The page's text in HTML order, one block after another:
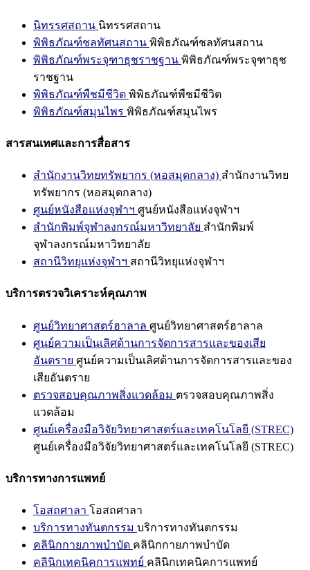
นิทรรศสถาน นิทรรศสถาน
พิพิธภัณฑ์ชลทัศนสถาน พิพิธภัณฑ์ชลทัศนสถาน
พิพิธภัณฑ์พระจุฑาธุชราชฐาน พิพิธภัณฑ์พระจุฑาธุช
ราชฐาน
พิพิธภัณฑ์พืชมีชีวิต พิพิธภัณฑ์พืชมีชีวิต
พิพิธภัณฑ์สมุนไพร พิพิธภัณฑ์สมุนไพร
สารสนเทศและการสื่อสาร
สำนักงานวิทยทรัพยากร (หอสมุดกลาง) สำนักงานวิทย
ทรัพยากร (หอสมุดกลาง)
ศูนย์หนังสือแห่งจุฬาฯ ศูนย์หนังสือแห่งจุฬาฯ
สำนักพิมพ์จุฬาลงกรณ์มหาวิทยาลัย สำนักพิมพ์
จุฬาลงกรณ์มหาวิทยาลัย
สถานีวิทยุแห่งจุฬาฯ สถานีวิทยุแห่งจุฬาฯ
บริการตรวจวิเคราะห์คุณภาพ
ศูนย์วิทยาศาสตร์ฮาลาล ศูนย์วิทยาศาสตร์ฮาลาล
ศูนย์ความเป็นเลิศด้านการจัดการสารและของเสีย
อันตราย ศูนย์ความเป็นเลิศด้านการจัดการสารและของ
เสียอันตราย
ตรวจสอบคุณภาพสิ่งแวดล้อม ตรวจสอบคุณภาพสิ่ง
แวดล้อม
ศูนย์เครื่องมือวิจัยวิทยาศาสตร์และเทคโนโลยี (STREC)
ศูนย์เครื่องมือวิจัยวิทยาศาสตร์และเทคโนโลยี (STREC)
บริการทางการแพทย์
โอสถศาลา โอสถศาลา
บริการทางทันตกรรม บริการทางทันตกรรม
คลินิกกายภาพบำบัด คลินิกกายภาพบำบัด
คลินิกเทคนิคการแพทย์ คลินิกเทคนิคการแพทย์